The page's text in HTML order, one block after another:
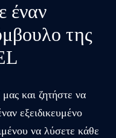
έναν
της
και ζητήστε να
εξειδικευμένο
να λύσετε κάθε